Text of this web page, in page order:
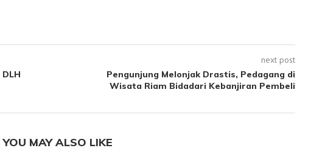
next post
Pengunjung Melonjak Drastis, Pedagang di
Wisata Riam Bidadari Kebanjiran Pembeli
YOU MAY ALSO LIKE